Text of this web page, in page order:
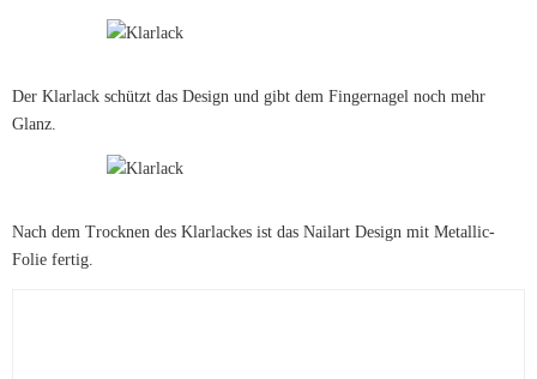
Der Klarlack schützt das Design und gibt dem Fingernagel noch mehr
Glanz.
Nach dem Trocknen des Klarlackes ist das Nailart Design mit Metallic-
Folie fertig.